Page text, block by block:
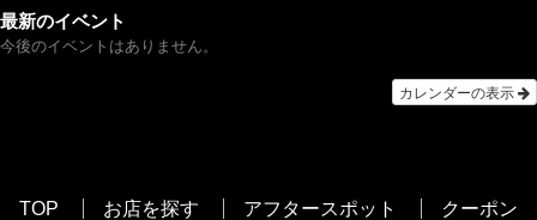
最新のイベント
今後のイベントはありません。
カレンダーの表示
TOP お店を探す アフタースポット クーポン